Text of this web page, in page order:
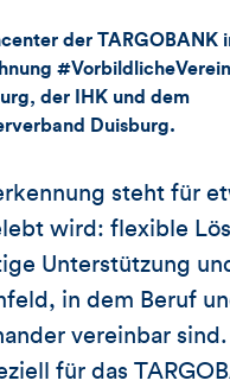
der TARGOBANK
der IHK und dem
Duisburg.
steht für
wird: flexible
Unterstützung
in dem Beruf
vereinbar sind.
für das